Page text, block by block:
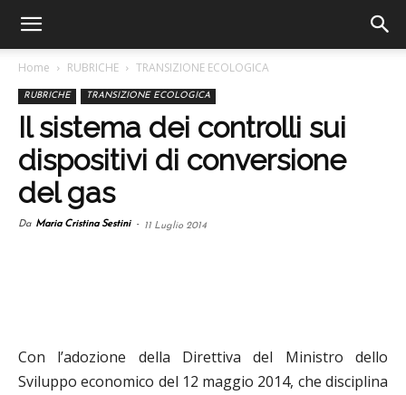
Home RUBRICHE TRANSIZIONE ECOLOGICA
RUBRICHE TRANSIZIONE ECOLOGICA
Il sistema dei controlli sui
dispositivi di conversione
del gas
Da Maria Cristina Sestini - 11 Luglio 2014
Con l’adozione della Direttiva del Ministro dello
Sviluppo economico del 12 maggio 2014, che disciplina